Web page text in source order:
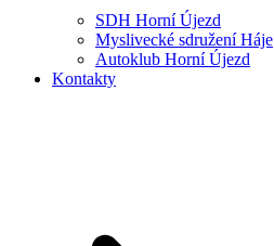
SDH Horní Újezd
Myslivecké sdružení Háje
Autoklub Horní Újezd
Kontakty